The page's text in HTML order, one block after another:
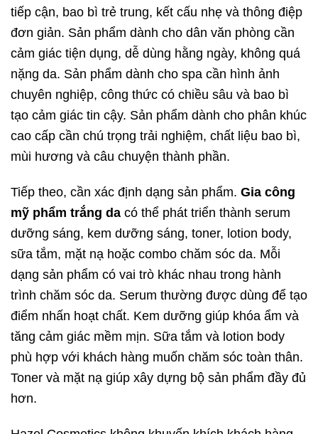
tiếp cận, bao bì trẻ trung, kết cấu nhẹ và thông điệp
đơn giản. Sản phẩm dành cho dân văn phòng cần
cảm giác tiện dụng, dễ dùng hằng ngày, không quá
nặng da. Sản phẩm dành cho spa cần hình ảnh
chuyên nghiệp, công thức có chiều sâu và bao bì
tạo cảm giác tin cậy. Sản phẩm dành cho phân khúc
cao cấp cần chú trọng trải nghiệm, chất liệu bao bì,
mùi hương và câu chuyện thành phần.
Tiếp theo, cần xác định dạng sản phẩm. Gia công
mỹ phẩm trắng da có thể phát triển thành serum
dưỡng sáng, kem dưỡng sáng, toner, lotion body,
sữa tắm, mặt nạ hoặc combo chăm sóc da. Mỗi
dạng sản phẩm có vai trò khác nhau trong hành
trình chăm sóc da. Serum thường được dùng để tạo
điểm nhấn hoạt chất. Kem dưỡng giúp khóa ẩm và
tăng cảm giác mềm mịn. Sữa tắm và lotion body
phù hợp với khách hàng muốn chăm sóc toàn thân.
Toner và mặt nạ giúp xây dựng bộ sản phẩm đầy đủ
hơn.